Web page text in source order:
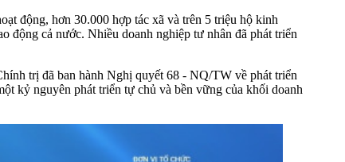
động, hơn 30.000 hợp tác xã và trên 5 triệu hộ kinh
động cả nước. Nhiều doanh nghiệp tư nhân đã phát triển
trị đã ban hành Nghị quyết 68 - NQ/TW về phát triển
kỷ nguyên phát triển tự chủ và bền vững của khối doanh